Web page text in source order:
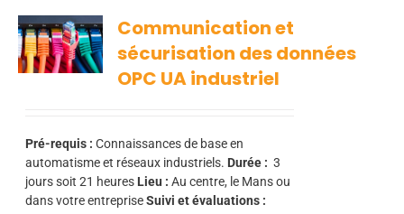
Communication et
sécurisation des données
OPC UA industriel
Pré-requis : Connaissances de base en
automatisme et réseaux industriels. Durée : 3
jours soit 21 heures Lieu : Au centre, le Mans ou
dans votre entrepriseSuivi et évaluations :